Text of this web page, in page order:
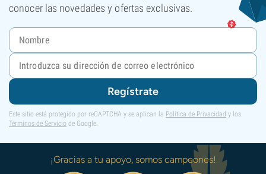
conocer las novedades y ofertas exclusivas.
Regístrate
Este sitio está protegido por reCAPTCHA y se aplican la Política de Privacidad y los
Términos de Servicio de Google.
¡Gracias a tu apoyo, somos campeones!